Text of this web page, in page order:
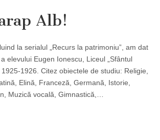
Alb!
la serialul „Recurs la patrimoniu”, am dat
elevului Eugen Ionescu, Liceul „Sfântul
1925-1926. Citez obiectele de studiu: Religie,
Elină, Franceză, Germană, Istorie,
Muzică vocală, Gimnastică,…